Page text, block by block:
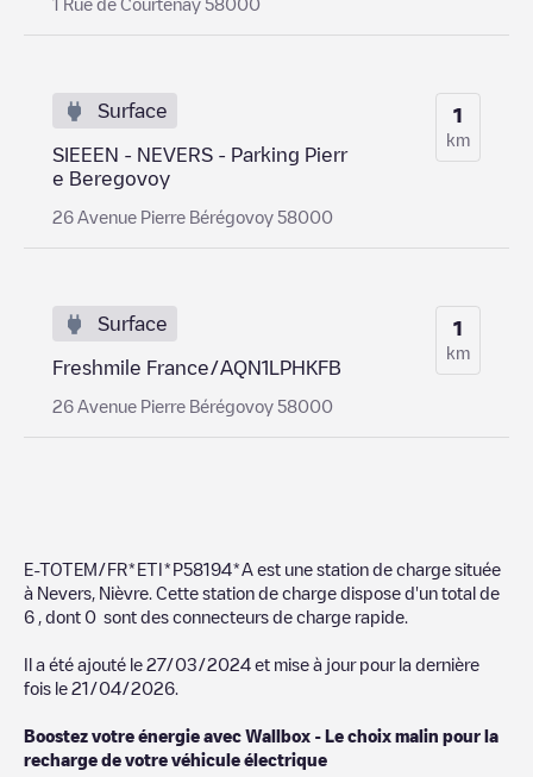
1 Rue de Courtenay 58000
Surface
SIEEEN - NEVERS - Parking Pierr
e Beregovoy
26 Avenue Pierre Bérégovoy 58000
1
km
Surface
Freshmile France/AQN1LPHKFB
26 Avenue Pierre Bérégovoy 58000
1
km
E-TOTEM/FR*ETI*P58194*A est une station de charge située
à Nevers Nièvre . Cette station de charge dispose d'un total de
6 , dont 0 sont des connecteurs de charge rapide.
Il a été ajouté le 27/03/2024 et mise à jour pour la dernière
fois le 21/04/2026
Boostez votre énergie avec Wallbox - Le choix malin pour la
recharge de votre véhicule électrique